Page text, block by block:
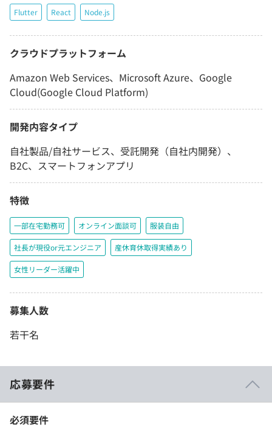
Flutter React Node.js
クラウドプラットフォーム
Amazon Web Services、Microsoft Azure、Google
Cloud(Google Cloud Platform)
開発内容タイプ
自社製品/自社サービス、受託開発（自社内開発）、
B2C、スマートフォンアプリ
特徴
一部在宅勤務可 オンライン面談可 服装自由
社長が現役or元エンジニア 産休育休取得実績あり
女性リーダー活躍中
募集人数
若干名
応募要件
必須要件